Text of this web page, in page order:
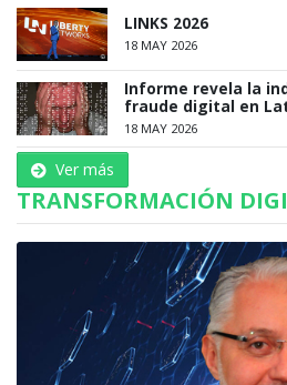
LINKS 2026
18 MAY 2026
Informe revela la
fraude digital en
18 MAY 2026
Ver más
TRANSFORMACIÓN